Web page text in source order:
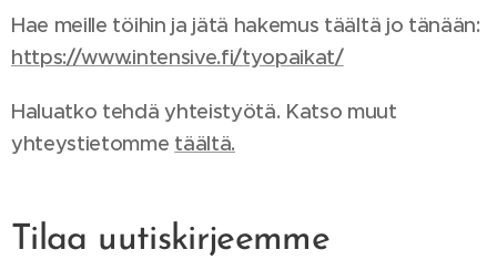
Hae meille töihin ja jätä hakemus täältä jo tänään:
https://www.intensive.fi/tyopaikat/
Haluatko tehdä yhteistyötä. Katso muut
yhteystietomme täältä.
Tilaa uutiskirjeemme